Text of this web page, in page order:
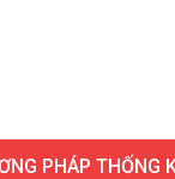
PHÁP THỐNG